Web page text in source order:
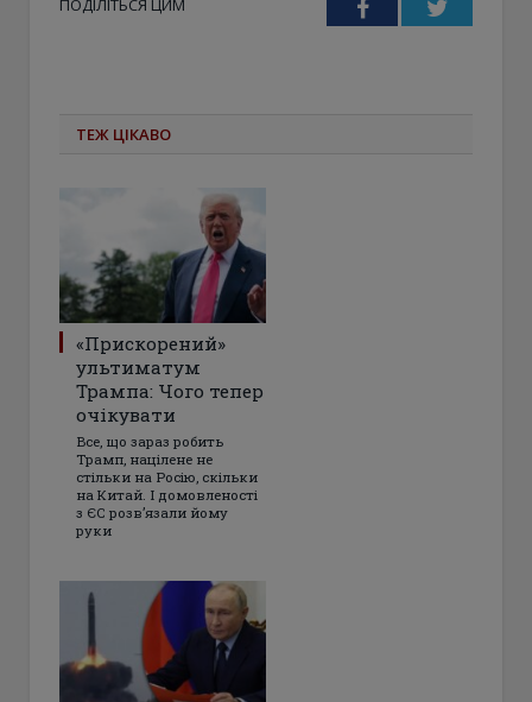
ПОДІЛІТЬСЯ ЦИМ FacebookTwitter
ТЕЖ ЦІКАВО
«Прискорений»
ультиматум
Трампа: Чого тепер
очікувати
Все, що зараз робить
Трамп, націлене не
стільки на Росію, скільки
на Китай. І домовленості
з ЄС розвʼязали йому
руки